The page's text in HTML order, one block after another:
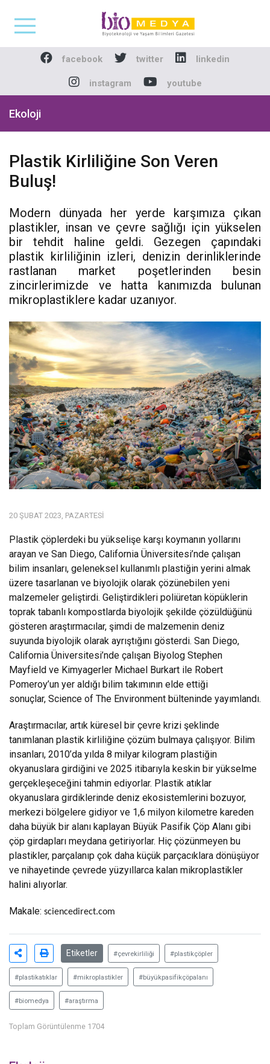
Biomedya -
facebook twitter linkedin
instagram youtube
Ekoloji
Plastik Kirliliğine Son Veren
Buluş!
Modern dünyada her yerde karşımıza çıkan
plastikler, insan ve çevre sağlığı için yükselen
bir tehdit haline geldi. Gezegen çapındaki
plastik kirliliğinin izleri, denizin derinliklerinde
rastlanan market poşetlerinden besin
zincirlerimizde ve hatta kanımızda bulunan
mikroplastiklere kadar uzanıyor.
20 ŞUBAT 2023, PAZARTESI
Plastik çöplerdeki bu yükselişe karşı koymanın yollarını
arayan ve San Diego, California Üniversitesi’nde çalışan
bilim insanları, geleneksel kullanımlı plastiğin yerini almak
üzere tasarlanan ve biyolojik olarak çözünebilen yeni
malzemeler geliştirdi. Geliştirdikleri poliüretan köpüklerin
toprak tabanlı kompostlarda biyolojik şekilde çözüldüğünü
gösteren araştırmacılar, şimdi de malzemenin deniz
suyunda biyolojik olarak ayrıştığını gösterdi. San Diego,
California Üniversitesi’nde çalışan Biyolog Stephen
Mayfield ve Kimyagerler Michael Burkart ile Robert
Pomeroy’un yer aldığı bilim takımının elde ettiği
sonuçlar, Science of The Environment bülteninde yayımlandı.
Araştırmacılar, artık küresel bir çevre krizi şeklinde
tanımlanan plastik kirliliğine çözüm bulmaya çalışıyor. Bilim
insanları, 2010’da yılda 8 milyar kilogram plastiğin
okyanuslara girdiğini ve 2025 itibarıyla keskin bir yükselme
gerçekleşeceğini tahmin ediyorlar. Plastik atıklar
okyanuslara girdiklerinde deniz ekosistemlerini bozuyor,
merkezi bölgelere gidiyor ve 1,6 milyon kilometre kareden
daha büyük bir alanı kaplayan Büyük Pasifik Çöp Alanı gibi
çöp girdapları meydana getiriyorlar. Hiç çözünmeyen bu
plastikler, parçalanıp çok daha küçük parçacıklara dönüşüyor
ve nihayetinde çevrede yüzyıllarca kalan mikroplastikler
halini alıyorlar.
Makale: sciencedirect.com
Etiketler #çevrekirliliği #plastikçöpler
#plastikatıklar #mikroplastikler #büyükpasifikçöpalanı
#biomedya #araştırma
Toplam Görüntülenme 1704